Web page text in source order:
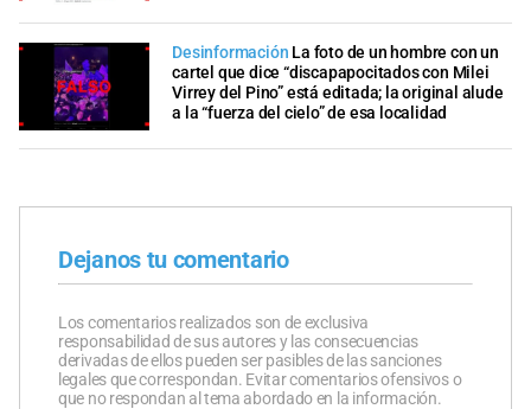
Desinformación La foto de un hombre con un
cartel que dice “discapapocitados con Milei
Virrey del Pino” está editada; la original alude
a la “fuerza del cielo” de esa localidad
Dejanos tu comentario
Los comentarios realizados son de exclusiva
responsabilidad de sus autores y las consecuencias
derivadas de ellos pueden ser pasibles de las sanciones
legales que correspondan. Evitar comentarios ofensivos o
que no respondan al tema abordado en la información.